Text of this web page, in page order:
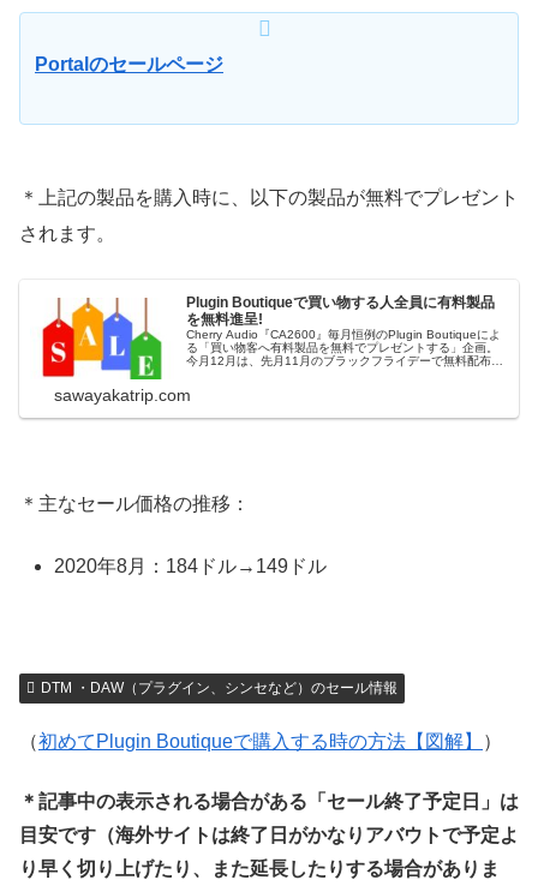
Portalのセールページ
＊上記の製品を購入時に、以下の製品が無料でプレゼント
されます。
Plugin Boutiqueで買い物する人全員に有料製品
を無料進呈!
Cherry Audio『CA2600』毎月恒例のPlugin Boutiqueによ
る「買い物客へ有料製品を無料でプレゼントする」企画。
今月12月は、先月11月のブラックフライデーで無料配布企
sawayakatrip.com
＊主なセール価格の推移：
2020年8月：184ドル→149ドル
DTM ・DAW（プラグイン、シンセなど）のセール情報
（初めてPlugin Boutiqueで購入する時の方法【図解】 ）
＊記事中の表示される場合がある「セール終了予定日」は
目安です（海外サイトは終了日がかなりアバウトで予定よ
り早く切り上げたり、また延長したりする場合がありま